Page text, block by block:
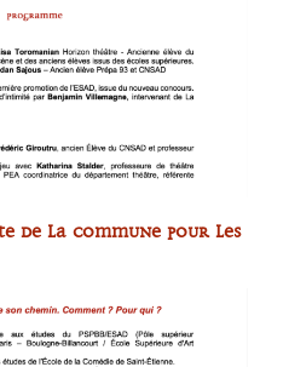
de La Commune pour les